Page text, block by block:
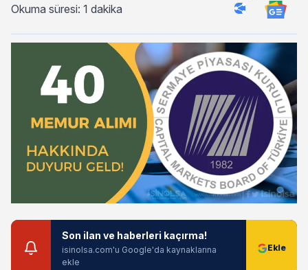
Okuma süresi: 1 dakika
Son ilan ve haberleri kaçırma!
isinolsa.com'u Google'da kaynaklarına
ekle